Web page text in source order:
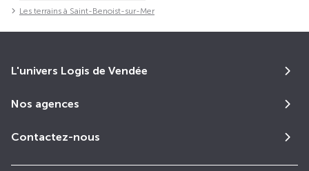
Les terrains à Saint-Benoist-sur-Mer
L'univers Logis de Vendée
Nos agences
Contactez-nous